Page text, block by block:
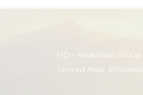
HO – Asiavision Group
United Arab Emirates